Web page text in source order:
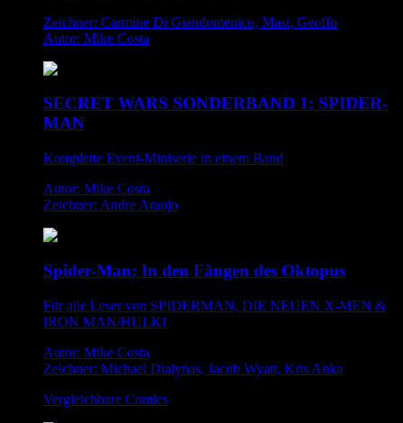
Zeichner: Carmine Di Giandomenico, Mast, Geoffo
Autor: Mike Costa
SECRET WARS SONDERBAND 1: SPIDER-
MAN
Komplette Event-Miniserie in einem Band
Autor: Mike Costa
Zeichner: Andre Araujo
Spider-Man: In den Fängen des Oktopus
Für alle Leser von SPIDERMAN, DIE NEUEN X-MEN &
IRON MAN/HULK!
Autor: Mike Costa
Zeichner: Michael Dialynas, Jacob Wyatt, Kris Anka
Vergleichbare Comics